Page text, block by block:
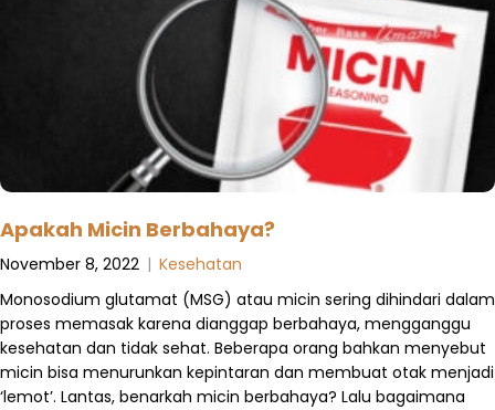
Apakah Micin Berbahaya?
November 8, 2022 | Kesehatan
Monosodium glutamat (MSG) atau micin sering dihindari dalam
proses memasak karena dianggap berbahaya, mengganggu
kesehatan dan tidak sehat. Beberapa orang bahkan menyebut
micin bisa menurunkan kepintaran dan membuat otak menjadi
‘lemot’. Lantas, benarkah micin berbahaya? Lalu bagaimana